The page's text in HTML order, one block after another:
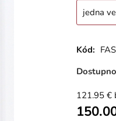
jedna
Kód:
121.95€